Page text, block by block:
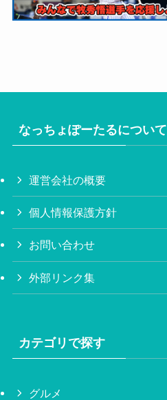
なっちょぽーたるについて
運営会社の概要
個人情報保護方針
お問い合わせ
外部リンク集
カテゴリで探す
グルメ